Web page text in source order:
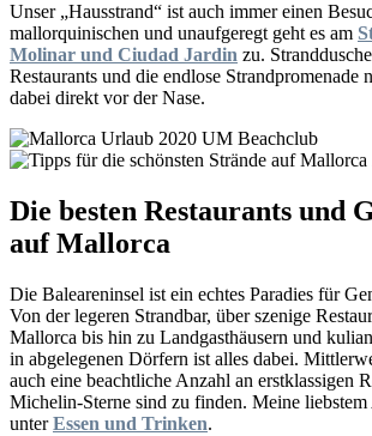
Unser „Hausstrand“ ist auch immer einen
mallorquinischen und unaufgeregt geht es am
Molinar und Ciudad Jardin zu.
Restaurants und die endlose Strandpromenade
dabei direkt vor der Nase.
Die besten Restaurants und
auf Mallorca
Die Baleareninsel ist ein echtes Paradies für
Von der legeren Strandbar, über szenige
Mallorca bis hin zu Landgasthäusern und
in abgelegenen Dörfern ist alles dabei.
auch eine beachtliche Anzahl an erstklassigen
Michelin-Sterne sind zu finden. Meine
unterEssen und Trinken.